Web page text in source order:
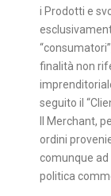
i Prodotti e
finalità non
seguito il
Il Merchant,
ordini
comunque ad
politica